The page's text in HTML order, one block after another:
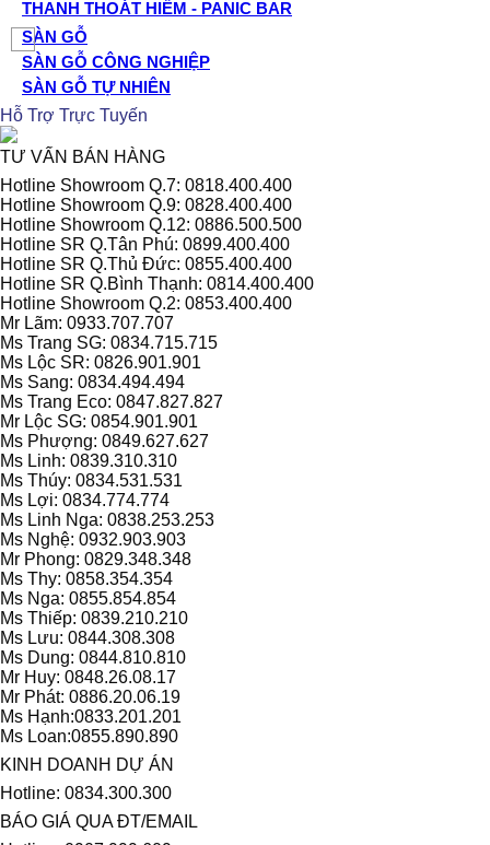
THANH THOÁT HIỂM - PANIC BAR
SÀN GỖ
SÀN GỖ CÔNG NGHIỆP
SÀN GỖ TỰ NHIÊN
Hỗ Trợ Trực Tuyến
TƯ VẤN BÁN HÀNG
Hotline Showroom Q.7: 0818.400.400
Hotline Showroom Q.9: 0828.400.400
Hotline Showroom Q.12: 0886.500.500
Hotline SR Q.Tân Phú: 0899.400.400
Hotline SR Q.Thủ Đức: 0855.400.400
Hotline SR Q.Bình Thạnh: 0814.400.400
Hotline Showroom Q.2: 0853.400.400
Mr Lãm: 0933.707.707
Ms Trang SG: 0834.715.715
Ms Lộc SR: 0826.901.901
Ms Sang: 0834.494.494
Ms Trang Eco: 0847.827.827
Mr Lộc SG: 0854.901.901
Ms Phượng: 0849.627.627
Ms Linh: 0839.310.310
Ms Thúy: 0834.531.531
Ms Lợi: 0834.774.774
Ms Linh Nga: 0838.253.253
Ms Nghệ: 0932.903.903
Mr Phong: 0829.348.348
Ms Thy: 0858.354.354
Ms Nga: 0855.854.854
Ms Thiếp: 0839.210.210
Ms Lưu: 0844.308.308
Ms Dung: 0844.810.810
Mr Huy: 0848.26.08.17
Mr Phát: 0886.20.06.19
Ms Hạnh:0833.201.201
Ms Loan:0855.890.890
KINH DOANH DỰ ÁN
Hotline: 0834.300.300
BÁO GIÁ QUA ĐT/EMAIL